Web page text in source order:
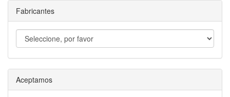
Fabricantes
Aceptamos